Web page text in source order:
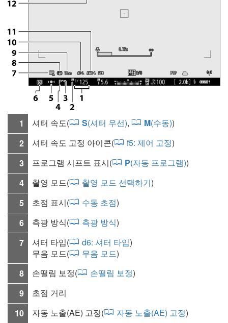
1 셔터 속도( S(셔터 우선), M(수동))
2
셔터 속도 고정 아이콘( f5:제어 고정)
3
프로그램 시프트 표시( P(자동 프로그램))
4
촬영 모드( 촬영 모드 선택하기)
5
초점 표시( 수동 초점)
6
측광 방식( 측광 방식)
7
셔터 타입( d6:셔터 타입)
무음 모드( 무음 모드)
8
손떨림 보정( 손떨림 보정)
9
초점 거리
10
자동 노출(AE) 고정( 자동 노출(AE) 고정)